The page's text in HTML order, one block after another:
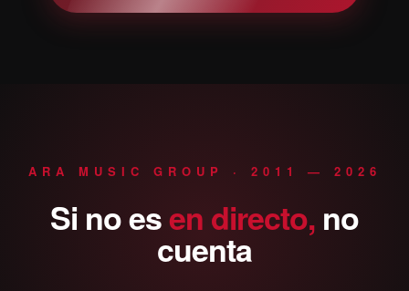
ARA MUSIC GROUP · 2011 — 2026
Si noesen directo, no
cuenta